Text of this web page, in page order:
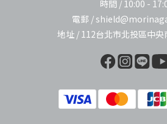
時間 / 10:00 -
電郵 /
地址 / 112台北市北投區中